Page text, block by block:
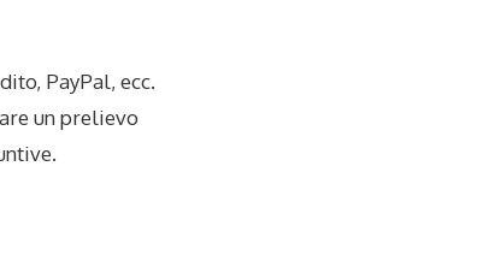
PayPal, ecc.
un prelievo